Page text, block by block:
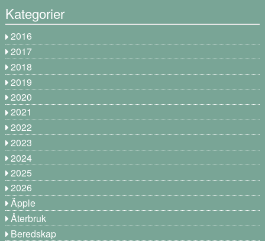
Kategorier
2016
2017
2018
2019
2020
2021
2022
2023
2024
2025
2026
Äpple
Återbruk
Beredskap